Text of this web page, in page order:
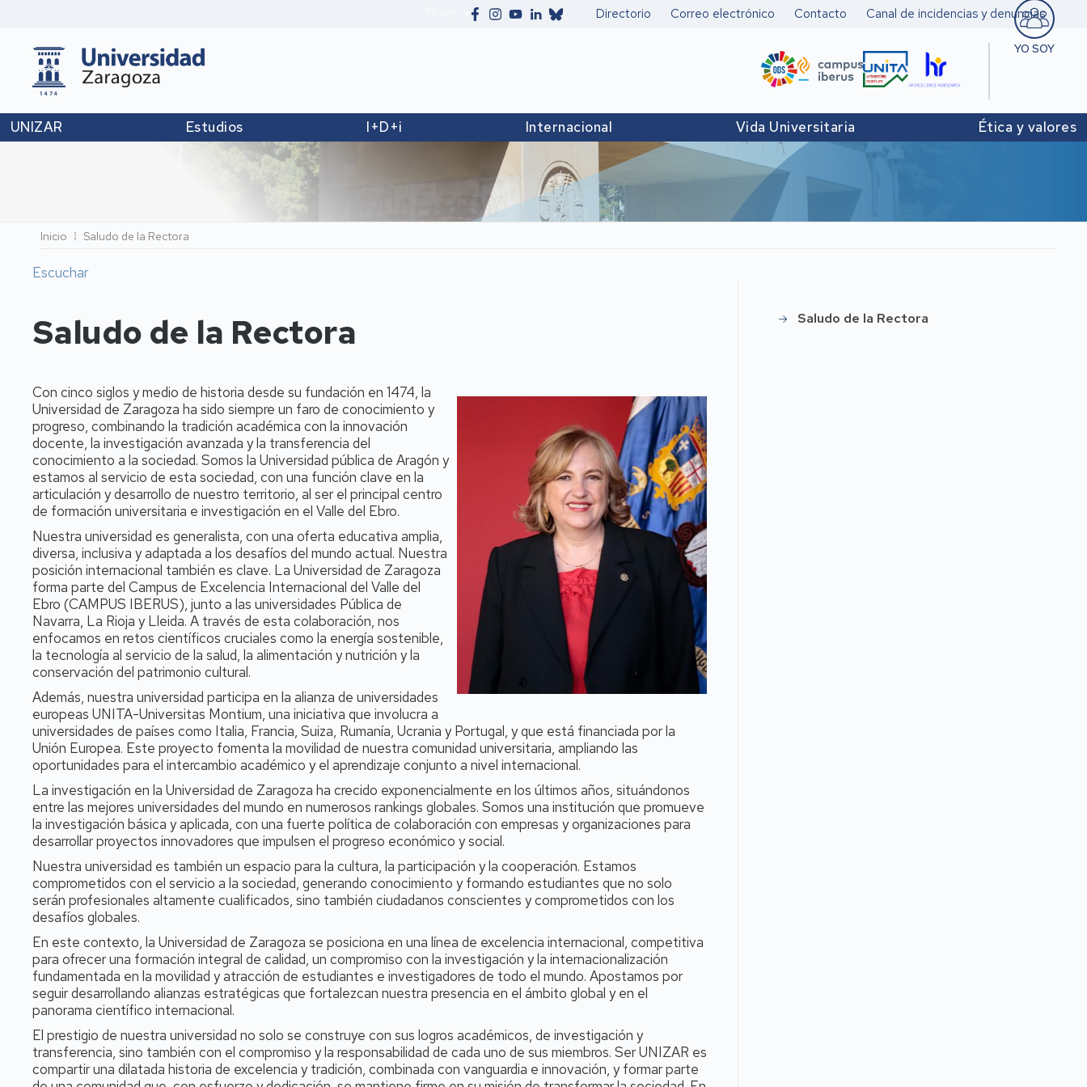
Secundario
Directorio Correo electrónico Contacto Canal de incidencias y denuncias
YO SOY
Pers.
UNIZAR Estudios I+D+i Internacional Vida Universitaria Ética y valores
Ruta
de
navegación
Inicio Saludo de la Rectora
Escuchar
Saludo de la Rectora
Con cinco siglos y medio de historia desde su fundación en 1474, la
Universidad de Zaragoza ha sido siempre un faro de conocimiento y
progreso, combinando la tradición académica con la innovación
docente, la investigación avanzada y la transferencia del
conocimiento a la sociedad. Somos la Universidad pública de Aragón y
estamos al servicio de esta sociedad, con una función clave en la
articulación y desarrollo de nuestro territorio, al ser el principal centro
de formación universitaria e investigación en el Valle del Ebro.
Nuestra universidad es generalista, con una oferta educativa amplia,
diversa, inclusiva y adaptada a los desafíos del mundo actual. Nuestra
posición internacional también es clave. La Universidad de Zaragoza
forma parte del Campus de Excelencia Internacional del Valle del
Ebro (CAMPUS IBERUS), junto a las universidades Pública de
Navarra, La Rioja y Lleida. A través de esta colaboración, nos
enfocamos en retos científicos cruciales como la energía sostenible,
la tecnología al servicio de la salud, la alimentación y nutrición y la
conservación del patrimonio cultural.
Además, nuestra universidad participa en la alianza de universidades
europeas UNITA-Universitas Montium, una iniciativa que involucra a
universidades de países como Italia, Francia, Suiza, Rumanía, Ucrania y Portugal, y que está financiada por la
Unión Europea. Este proyecto fomenta la movilidad de nuestra comunidad universitaria, ampliando las
oportunidades para el intercambio académico y el aprendizaje conjunto a nivel internacional.
La investigación en la Universidad de Zaragoza ha crecido exponencialmente en los últimos años, situándonos
entre las mejores universidades del mundo en numerosos rankings globales. Somos una institución que promueve
la investigación básica y aplicada, con una fuerte política de colaboración con empresas y organizaciones para
desarrollar proyectos innovadores que impulsen el progreso económico y social.
Nuestra universidad es también un espacio para la cultura, la participación y la cooperación. Estamos
comprometidos con el servicio a la sociedad, generando conocimiento y formando estudiantes que no solo
serán profesionales altamente cualificados, sino también ciudadanos conscientes y comprometidos con los
desafíos globales.
En este contexto, la Universidad de Zaragoza se posiciona en una línea de excelencia internacional, competitiva
para ofrecer una formación integral de calidad, un compromiso con la investigación y la internacionalización
fundamentada en la movilidad y atracción de estudiantes e investigadores de todo el mundo. Apostamos por
seguir desarrollando alianzas estratégicas que fortalezcan nuestra presencia en el ámbito global y en el
panorama científico internacional.
El prestigio de nuestra universidad no solo se construye con sus logros académicos, de investigación y
transferencia, sino también con el compromiso y la responsabilidad de cada uno de sus miembros. Ser UNIZAR es
compartir una dilatada historia de excelencia y tradición, combinada con vanguardia e innovación, y formar parte
Bienvenida
Saludo de la Rectora